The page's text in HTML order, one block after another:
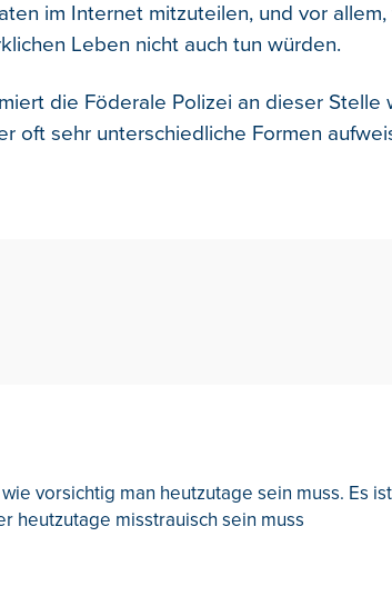
im Internet mitzuteilen, und vor
Leben nicht auch tun würden.
die Föderale Polizei an dieser Stelle
oft sehr unterschiedliche Formen
vorsichtig man heutzutage sein muss. Es
heutzutage misstrauisch sein muss